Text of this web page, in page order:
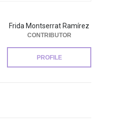
Frida Montserrat Ramírez
CONTRIBUTOR
PROFILE